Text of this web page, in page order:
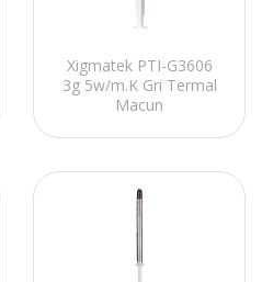
Xigmatek PTI-G3606
3g 5w/m.K Gri Termal
Macun